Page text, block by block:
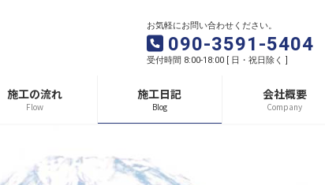
お気軽にお問い合わせください。
090-3591-5404
受付時間 8:00-18:00 [ 日・祝日除く ]
施工の流れ
Flow
施工日記
Blog
会社概要
Company